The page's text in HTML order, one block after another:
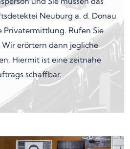
Neuburg a. d. Donau
Privatermittlung. Rufen Sie
erörtern dann jegliche
Hiermit ist eine zeitnahe
schaffbar.